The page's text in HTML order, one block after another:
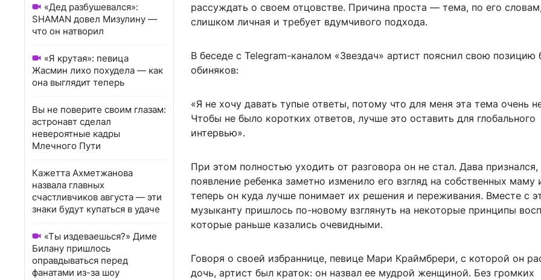
«Дед разбушевался»:
SHAMAN довел Мизулину —
что он натворил
«Я крутая»: певица
Жасмин лихо похудела — как
она выглядит теперь
Вы не поверите своим глазам:
астронавт сделал
невероятные кадры
Млечного Пути
Кажетта Ахметжанова
назвала главных
счастливчиков августа — эти
знаки будут купаться в удаче
«Ты издеваешься?» Диме
Билану пришлось
оправдываться перед
фанатами из-за шоу
рассуждать о своем отцовстве. Причина проста — тема, по его
слишком личная и требует вдумчивого подхода.
В беседе с Telegram-каналом «Звездач» артист пояснил свою позицию
обиняков:
«Я не хочу давать тупые ответы, потому что для меня эта тема очень
Чтобы не было коротких ответов, лучше это оставить для глобального
интервью».
При этом полностью уходить от разговора он не стал. Дава признался,
появление ребенка заметно изменило его взгляд на собственных
теперь он куда лучше понимает их решения и переживания. Вместе с
музыканту пришлось по-новому взглянуть на некоторые принципы
которые раньше казались очевидными.
Говоря о своей избраннице, певице Мари Краймбрери, с которой он
дочь, артист был краток: он назвал ее мудрой женщиной. Без громких